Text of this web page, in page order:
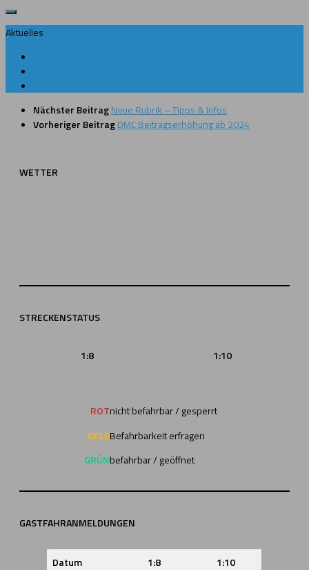
Aktuelles
Nächster BeitragNeue Rubrik – Tipps & Infos
Vorheriger BeitragDMC Beitragserhöhung ab 2024
WETTER
STRECKENSTATUS
1:8 1:10
ROT
GELB
GRÜN
nicht befahrbar / gesperrt
Befahrbarkeit erfragen
befahrbar / geöffnet
GASTFAHRANMELDUNGEN
Datum 1:8
1:10